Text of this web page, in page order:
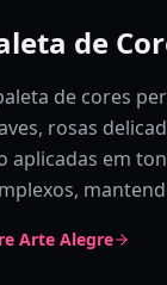
de
de cores
rosas
aplicadas em
Arte Alegre